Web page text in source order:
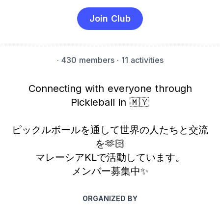
Join Club
· 430 members· 11 activities
Connecting with everyone through
Pickleball in 🇲🇾
ピックルボールを通して世界の人たちと交流
を🫶🏻
マレーシアKLで活動しています。
メンバー募集中✨
ORGANIZED BY